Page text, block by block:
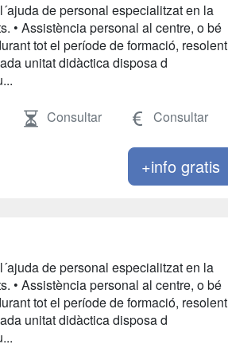
de personal especialitzat en la
• Assistència personal al centre, o bé
tot el període de formació, resolent
unitat didàctica disposa d
Consultar Consultar
+info gratis
de personal especialitzat en la
• Assistència personal al centre, o bé
tot el període de formació, resolent
unitat didàctica disposa d